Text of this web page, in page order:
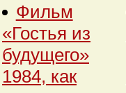
Фильм
«Гостья из
будущего»
1984, как